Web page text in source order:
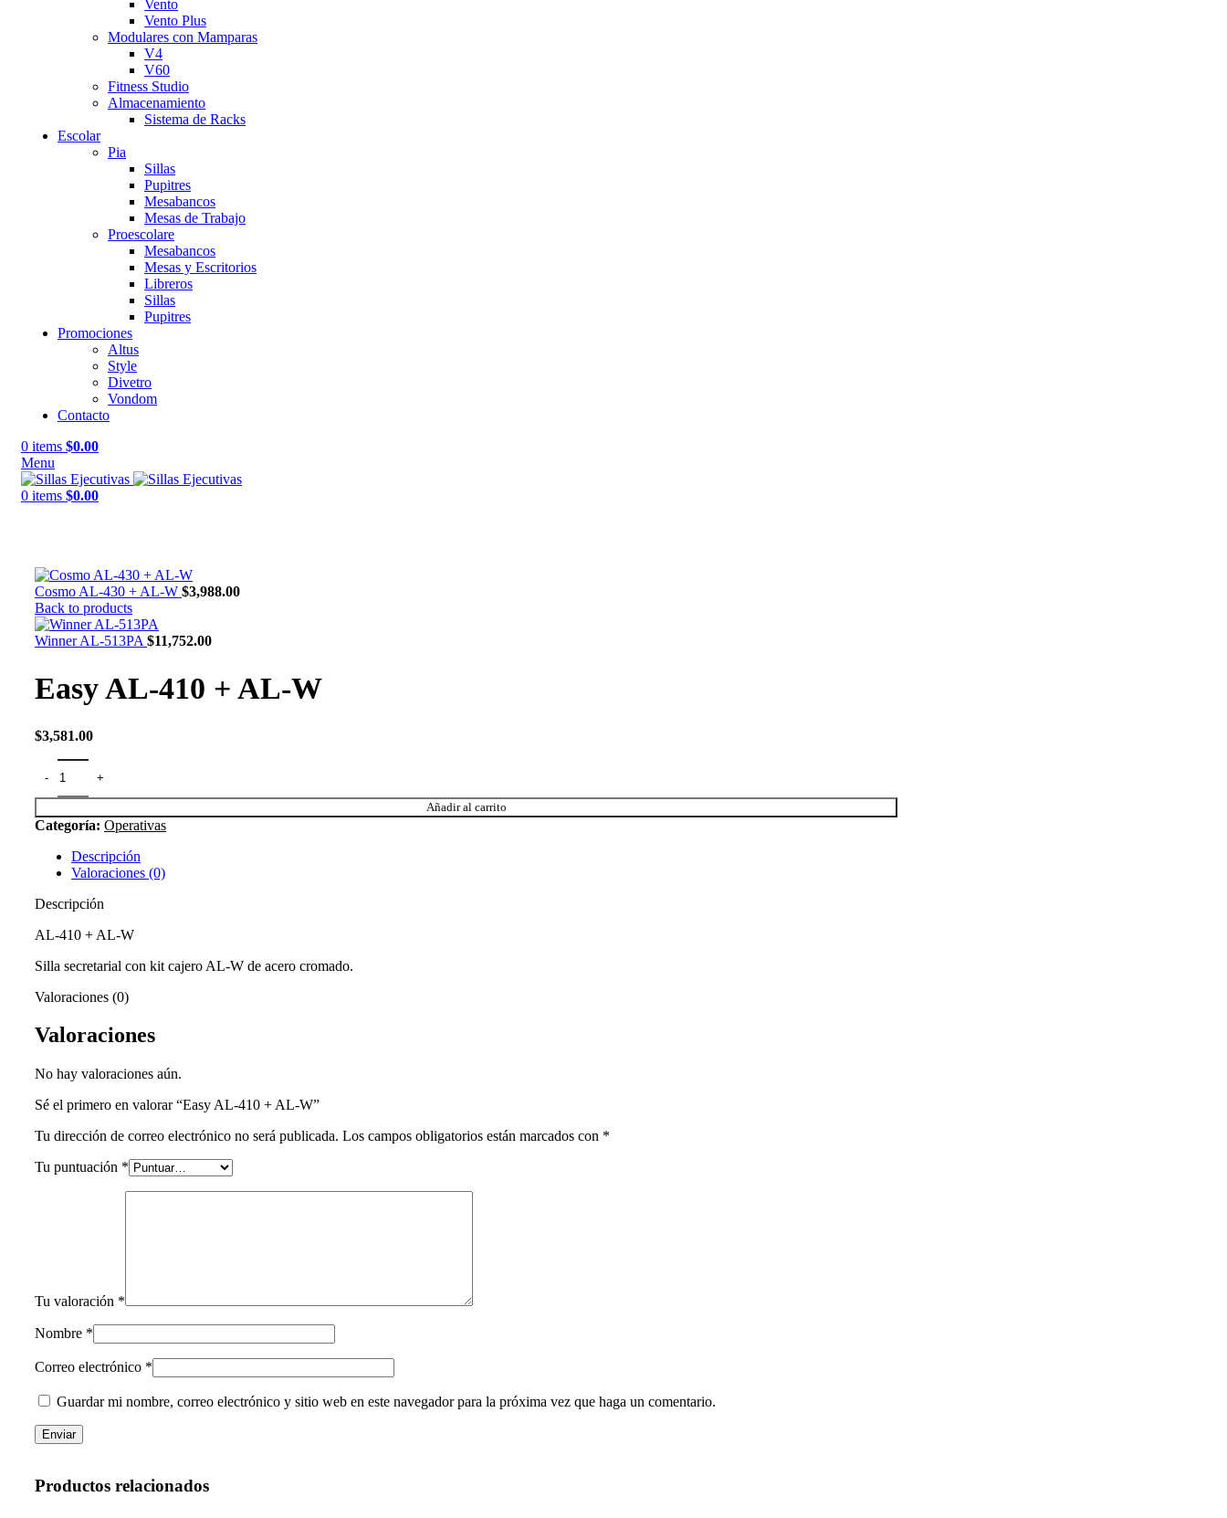
Vento
Vento Plus
Modulares con Mamparas
V4
V60
Fitness Studio
Almacenamiento
Sistema de Racks
Escolar
Pia
Sillas
Pupitres
Mesabancos
Mesas de Trabajo
Proescolare
Mesabancos
Mesas y Escritorios
Libreros
Sillas
Pupitres
Promociones
Altus
Style
Divetro
Vondom
Contacto
0 items $0.00
Menu
0 items $0.00
Cosmo AL-430 + AL-W $3,988.00
Back to products
Winner AL-513PA $11,752.00
Easy AL-410 + AL-W
$3,581.00
Añadir al carrito
Categoría: Operativas
Descripción
Valoraciones (0)
Descripción
AL-410 + AL-W
Silla secretarial con kit cajero AL-W de acero cromado.
Valoraciones (0)
Valoraciones
No hay valoraciones aún.
Sé el primero en valorar “Easy AL-410 + AL-W”
Tu dirección de correo electrónico no será publicada. Los campos obligatorios están marcados con *
Tu puntuación *
Tu valoración *
Nombre *
Correo electrónico *
Guardar mi nombre, correo electrónico y sitio web en este navegador para la próxima vez que haga un comentario.
Productos relacionados